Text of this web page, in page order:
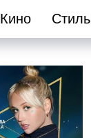
Кино Стиль